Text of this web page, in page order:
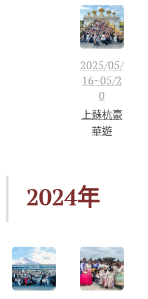
2025/05/
16~05/2
0
上蘇杭豪
華遊
2024年